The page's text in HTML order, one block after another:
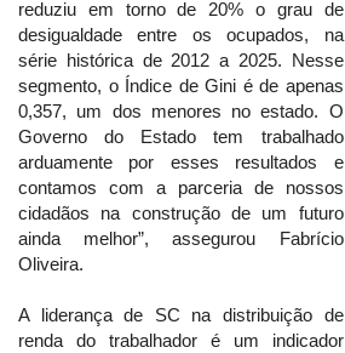
reduziu em torno de 20% o grau de
desigualdade entre os ocupados, na
série histórica de 2012 a 2025. Nesse
segmento, o Índice de Gini é de apenas
0,357, um dos menores no estado. O
Governo do Estado tem trabalhado
arduamente por esses resultados e
contamos com a parceria de nossos
cidadãos na construção de um futuro
ainda melhor”, assegurou Fabrício
Oliveira.
A liderança de SC na distribuição de
renda do trabalhador é um indicador